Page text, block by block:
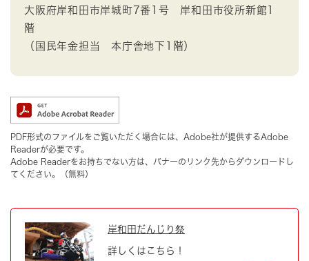
大阪府岸和田市岸城町7番1号 岸和田市役所新館1
階
（国民年金担当 本庁舎地下1階）
PDF形式のファイルをご覧いただく場合には、Adobe社が提供するAdobe
Readerが必要です。
Adobe Readerをお持ちでない方は、バナーのリンク先からダウンロードし
てください。（無料）
岸和田だんじり祭
詳しくはこちら！